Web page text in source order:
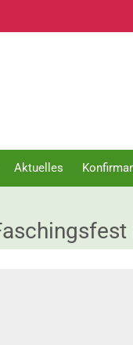
Aktuelles